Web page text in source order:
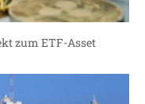
zum ETF-Asset